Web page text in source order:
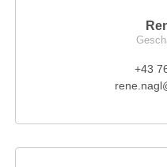
+43